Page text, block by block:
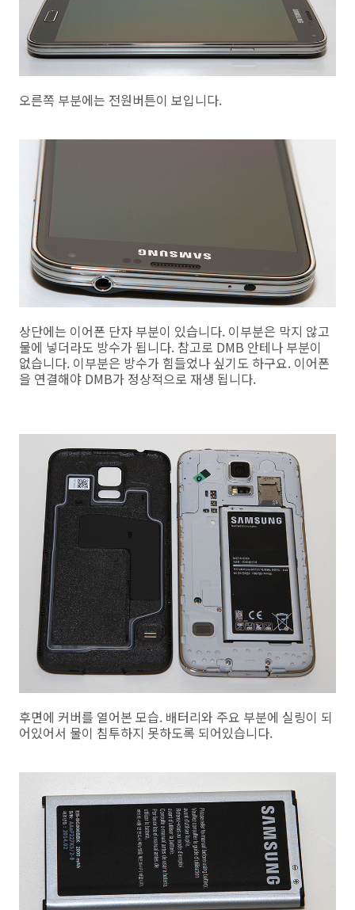
오른쪽 부분에는 전원버튼이 보입니다.
상단에는 이어폰 단자 부분이 있습니다. 이부분은 막지 않고
물에 넣더라도 방수가 됩니다. 참고로 DMB 안테나 부분이
없습니다. 이부분은 방수가 힘들었나 싶기도 하구요. 이어폰
을 연결해야 DMB가 정상적으로 재생 됩니다.
후면에 커버를 열어본 모습. 배터리와 주요 부분에 실링이 되
어있어서 물이 침투하지 못하도록 되어있습니다.